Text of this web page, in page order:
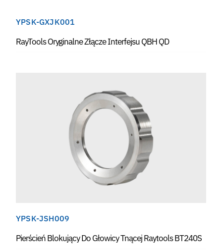
YPSK-GXJK001
RayTools Oryginalne Złącze Interfejsu QBH QD
YPSK-JSH009
Pierścień Blokujący Do Głowicy Tnącej Raytools BT240S